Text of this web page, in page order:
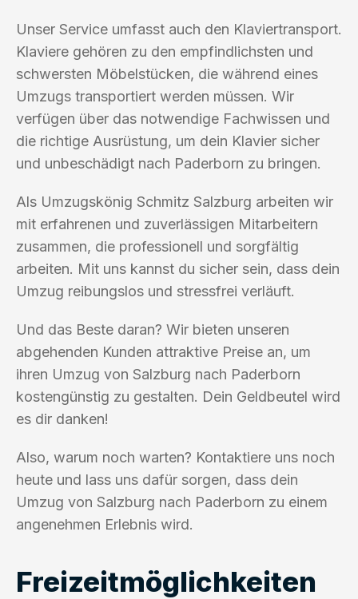
Unser Service umfasst auch den Klaviertransport.
Klaviere gehören zu den empfindlichsten und
schwersten Möbelstücken, die während eines
Umzugs transportiert werden müssen. Wir
verfügen über das notwendige Fachwissen und
die richtige Ausrüstung, um dein Klavier sicher
und unbeschädigt nach Paderborn zu bringen.
Als Umzugskönig Schmitz Salzburg arbeiten wir
mit erfahrenen und zuverlässigen Mitarbeitern
zusammen, die professionell und sorgfältig
arbeiten. Mit uns kannst du sicher sein, dass dein
Umzug reibungslos und stressfrei verläuft.
Und das Beste daran? Wir bieten unseren
abgehenden Kunden attraktive Preise an, um
ihren Umzug von Salzburg nach Paderborn
kostengünstig zu gestalten. Dein Geldbeutel wird
es dir danken!
Also, warum noch warten? Kontaktiere uns noch
heute und lass uns dafür sorgen, dass dein
Umzug von Salzburg nach Paderborn zu einem
angenehmen Erlebnis wird.
Freizeitmöglichkeiten